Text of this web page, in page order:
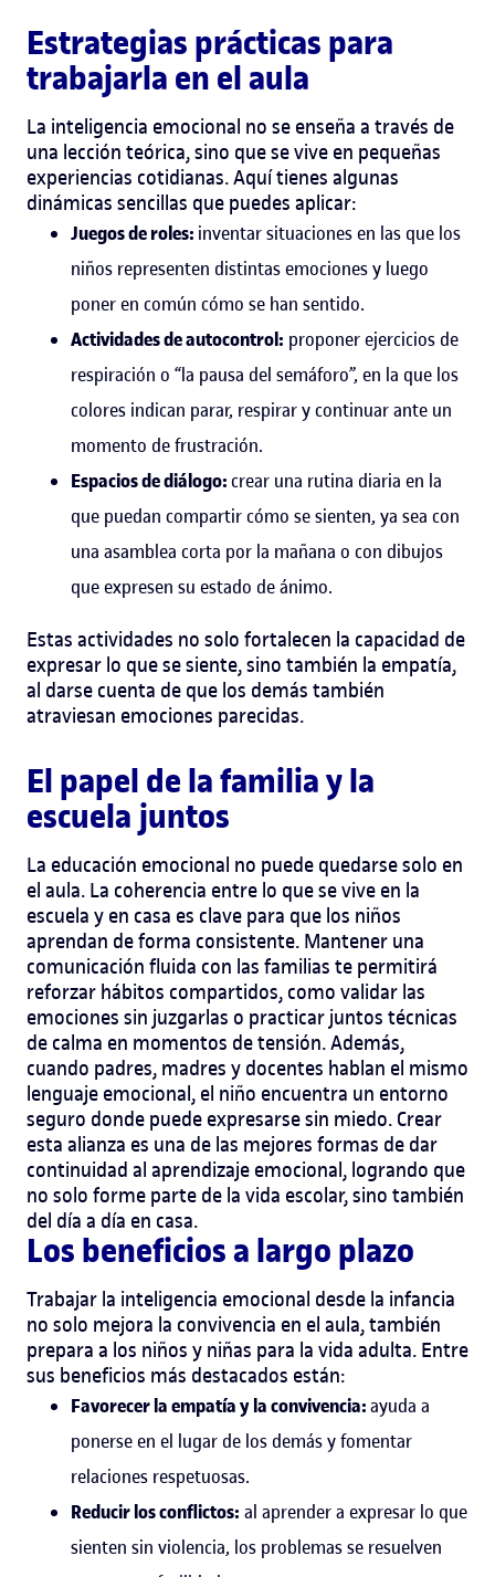
Estrategias prácticas para
trabajarla en el aula
La inteligencia emocional no se enseña a través de
una lección teórica, sino que se vive en pequeñas
experiencias cotidianas. Aquí tienes algunas
dinámicas sencillas que puedes aplicar:
Juegos de roles: inventar situaciones en las que los
niños representen distintas emociones y luego
poner en común cómo se han sentido.
Actividades de autocontrol: proponer ejercicios de
respiración o “la pausa del semáforo”, en la que los
colores indican parar, respirar y continuar ante un
momento de frustración.
Espacios de diálogo:crear una rutina diaria en la
que puedan compartir cómo se sienten, ya sea con
una asamblea corta por la mañana o con dibujos
que expresen su estado de ánimo.
Estas actividades no solo fortalecen la capacidad de
expresar lo que se siente, sino también la empatía,
al darse cuenta de que los demás también
atraviesan emociones parecidas.
El papel de la familia y la
escuela juntos
La educación emocional no puede quedarse solo en
el aula. La coherencia entre lo que se vive en la
escuela y en casa es clave para que los niños
aprendan de forma consistente. Mantener una
comunicación fluida con las familias te permitirá
reforzar hábitos compartidos, como validar las
emociones sin juzgarlas o practicar juntos técnicas
de calma en momentos de tensión. Además,
cuando padres, madres y docentes hablan el mismo
lenguaje emocional, el niño encuentra un entorno
seguro donde puede expresarse sin miedo. Crear
esta alianza es una de las mejores formas de dar
continuidad al aprendizaje emocional, logrando que
no solo forme parte de la vida escolar, sino también
del día a día en casa.
Los beneficios a largo plazo
Trabajar la inteligencia emocional desde la infancia
no solo mejora la convivencia en el aula, también
prepara a los niños y niñas para la vida adulta. Entre
sus beneficios más destacados están:
Favorecer la empatía y la convivencia:ayuda a
ponerse en el lugar de los demás y fomentar
relaciones respetuosas.
Reducir los conflictos: al aprender a expresar lo que
sienten sin violencia, los problemas se resuelven